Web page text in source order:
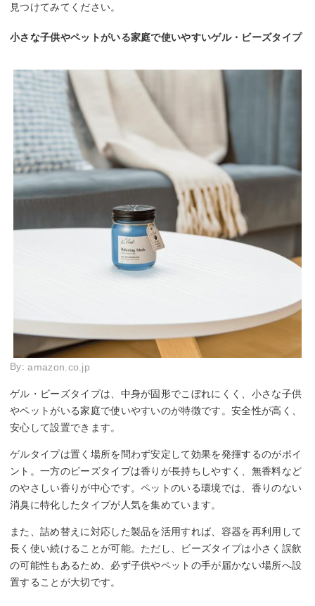
見つけてみてください。
小さな子供やペットがいる家庭で使いやすいゲル・ビーズタイプ
By:amazon.co.jp
ゲル・ビーズタイプは、中身が固形でこぼれにくく、小さな子供
やペットがいる家庭で使いやすいのが特徴です。安全性が高く、
安心して設置できます。
ゲルタイプは置く場所を問わず安定して効果を発揮するのがポイ
ント。一方のビーズタイプは香りが長持ちしやすく、無香料など
のやさしい香りが中心です。ペットのいる環境では、香りのない
消臭に特化したタイプが人気を集めています。
また、詰め替えに対応した製品を活用すれば、容器を再利用して
長く使い続けることが可能。ただし、ビーズタイプは小さく誤飲
の可能性もあるため、必ず子供やペットの手が届かない場所へ設
置することが大切です。